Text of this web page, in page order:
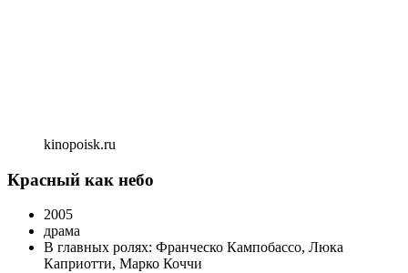
kinopoisk.ru
Красный как небо
2005
драма
В главных ролях: Франческо Кампобассо, Люка
Каприотти, Марко Коччи